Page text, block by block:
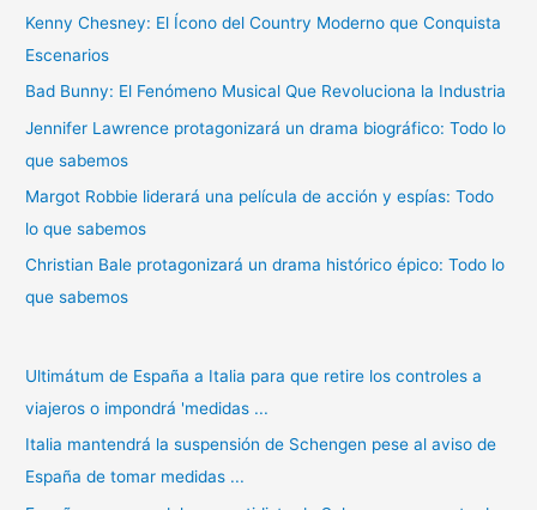
r
p
o
r
:
Kenny Chesney: El Ícono del Country Moderno que Conquista
Escenarios
Bad Bunny: El Fenómeno Musical Que Revoluciona la Industria
Jennifer Lawrence protagonizará un drama biográfico: Todo lo
que sabemos
Margot Robbie liderará una película de acción y espías: Todo
lo que sabemos
Christian Bale protagonizará un drama histórico épico: Todo lo
que sabemos
Ultimátum de España a Italia para que retire los controles a
viajeros o impondrá 'medidas ...
Italia mantendrá la suspensión de Schengen pese al aviso de
España de tomar medidas ...